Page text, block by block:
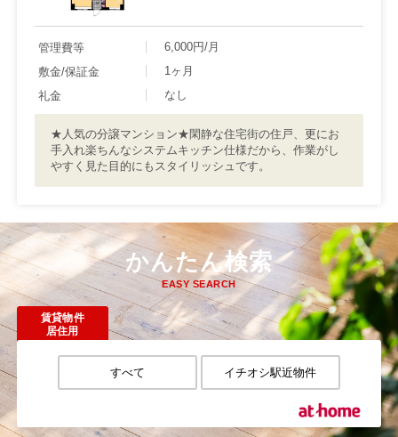
管理費等
6,000円/月
敷金/保証金
1ヶ月
礼金
なし
★人気の分譲マンション★閑静な住宅街の住戸、更にお
手入れ楽ちんなシステムキッチン仕様だから、作業がし
やすく見た目的にもスタイリッシュです。
かんたん検索
EASY SEARCH
賃貸物件
居住用
すべて イチオシ駅近物件